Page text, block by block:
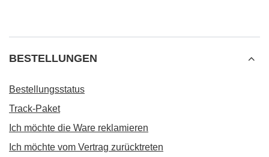
BESTELLUNGEN
Bestellungsstatus
Track-Paket
Ich möchte die Ware reklamieren
Ich möchte vom Vertrag zurücktreten